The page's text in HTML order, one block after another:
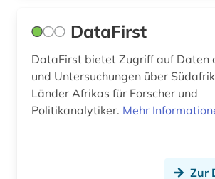
DataFirst
DataFirst bietet Zugriff auf Daten
und Untersuchungen über
Länder Afrikas für Forscher und
Politikanalytiker. Mehr
Zur